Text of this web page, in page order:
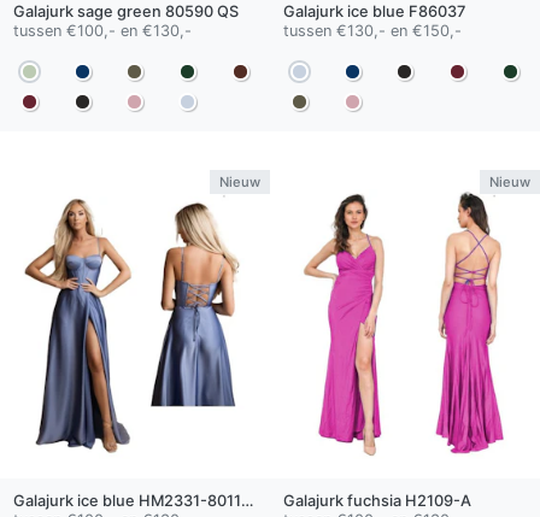
Galajurk sage green 80590 QS
tussen €100,- en €130,-
Galajurk ice blue F86037
tussen €130,- en €150,-
Nieuw
Galajurk ice blue HM2331-80118-A
Nieuw
Galajurk fuchsiaH2109-A